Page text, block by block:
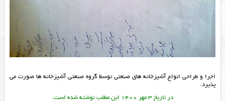
اجرا و طراحی انواع آشپزخانه های صنعتی توسط گروه صنعتی آشپزخانه ها صورت می
پذیرد.
در تاریخ 3 مهر 1400 این مطلب نوشته شده است.